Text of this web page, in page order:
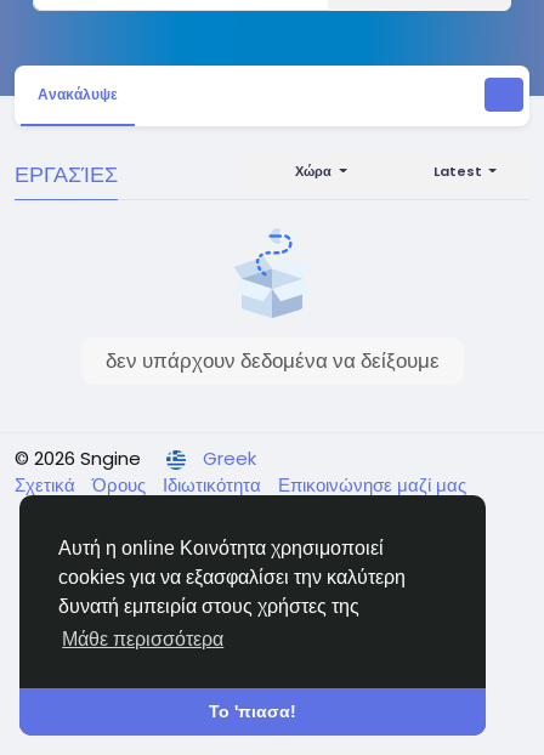
Αυτή η online Κοινότητα χρησιμοποιεί
cookies για να εξασφαλίσει την καλύτερη
δυνατή εμπειρία στους χρήστες της
Μάθε περισσότερα
Το 'πιασα!
Ανακάλυψε
ΕΡΓΑΣΊΕΣ Latest
Χώρα
δεν υπάρχουν δεδομένα να δείξουμε
© 2026 Sngine
Greek
Σχετικά
Όρους Ιδιωτικότητα
Επικοινώνησε μαζί μας